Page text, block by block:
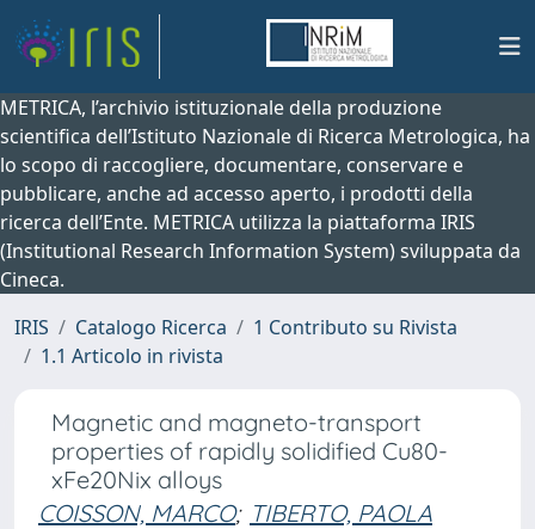
METRICA, l’archivio istituzionale della produzione
scientifica dell’Istituto Nazionale di Ricerca Metrologica, ha
lo scopo di raccogliere, documentare, conservare e
pubblicare, anche ad accesso aperto, i prodotti della
ricerca dell’Ente. METRICA utilizza la piattaforma IRIS
(Institutional Research Information System) sviluppata da
Cineca.
IRIS
Catalogo Ricerca
1 Contributo su Rivista
1.1 Articolo in rivista
Magnetic and magneto-transport
properties of rapidly solidified Cu80-
xFe20Nix alloys
COISSON, MARCO; TIBERTO, PAOLA